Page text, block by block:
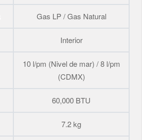
Gas LP / Gas Natural
Interior
10 l/pm (Nivel de mar) / 8 l/pm
(CDMX)
60,000 BTU
7.2 kg